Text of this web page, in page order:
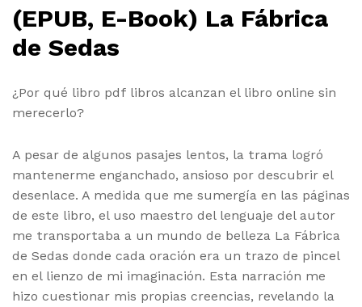
(EPUB, E-Book) La Fábrica
de Sedas
¿Por qué libro pdf libros alcanzan el libro online​ sin
merecerlo?
A pesar de algunos pasajes lentos, la trama logró
mantenerme enganchado, ansioso por descubrir el
desenlace. A medida que me sumergía en las páginas
de este libro, el uso maestro del lenguaje del autor
me transportaba a un mundo de belleza La Fábrica
de Sedas donde cada oración era un trazo de pincel
en el lienzo de mi imaginación. Esta narración me
hizo cuestionar mis propias creencias, revelando la